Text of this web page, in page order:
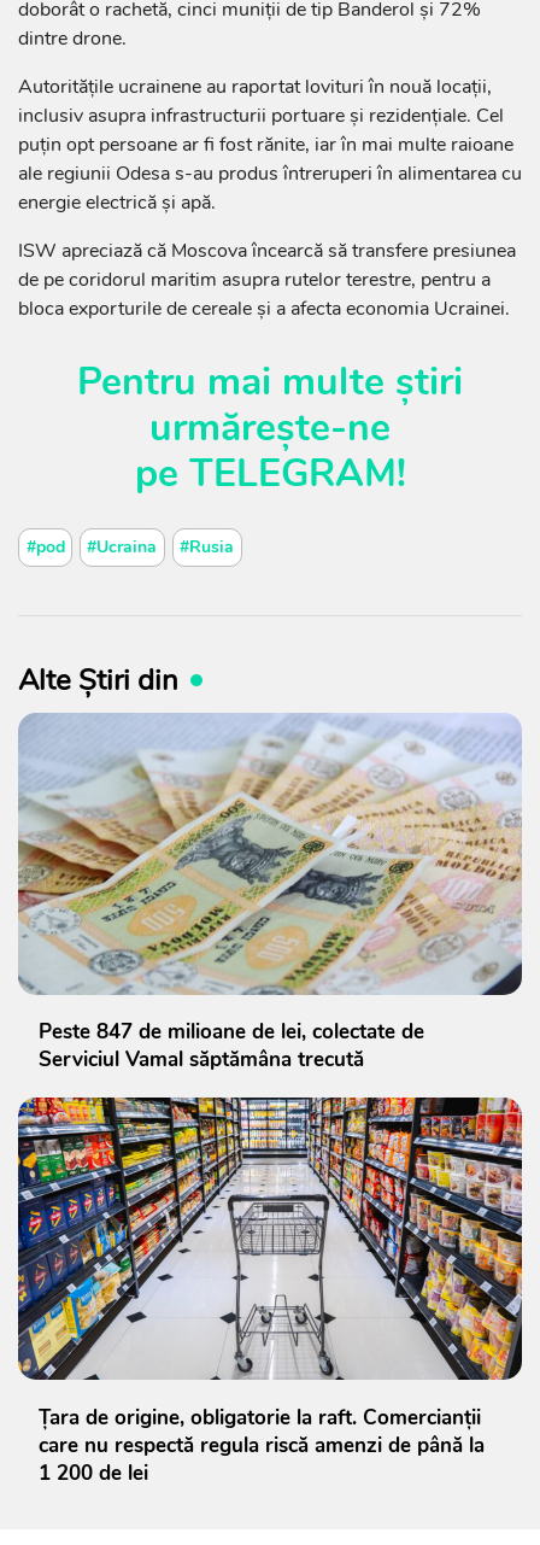
doborât o rachetă, cinci muniții de tip Banderol și 72%
dintre drone.
Autoritățile ucrainene au raportat lovituri în nouă locații,
inclusiv asupra infrastructurii portuare și rezidențiale. Cel
puțin opt persoane ar fi fost rănite, iar în mai multe raioane
ale regiunii Odesa s-au produs întreruperi în alimentarea cu
energie electrică și apă.
ISW apreciază că Moscova încearcă să transfere presiunea
de pe coridorul maritim asupra rutelor terestre, pentru a
bloca exporturile de cereale și a afecta economia Ucrainei.
Pentru mai multe știri
urmărește-ne
pe TELEGRAM!
#pod #Ucraina #Rusia
Alte Știri din
Peste 847 de milioane de lei, colectate de
Serviciul Vamal săptămâna trecută
Țara de origine, obligatorie la raft. Comercianții
care nu respectă regula riscă amenzi de până la
1 200 de lei